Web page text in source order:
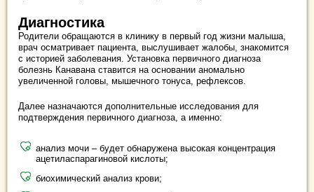
Диагностика
Родители обращаются в клинику в первый год жизни малыша,
врач осматривает пациента, выслушивает жалобы, знакомится
с историей заболевания. Установка первичного диагноза
болезнь Канавана ставится на основании аномально
увеличенной головы, мышечного тонуса, рефлексов.
Далее назначаются дополнительные исследования для
подтверждения первичного диагноза, а именно:
анализ мочи – будет обнаружена высокая концентрация
ацетиласпарагиновой кислоты;
биохимический анализ крови;